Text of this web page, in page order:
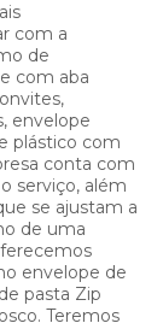
com a
de
com aba
envelope
plástico com
conta com
serviço, além
se ajustam a
de uma
envelope de
pasta Zip
Teremos